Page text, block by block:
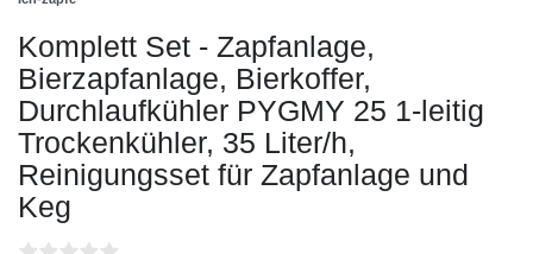
Komplett Set - Zapfanlage,
Bierzapfanlage, Bierkoffer,
Durchlaufkühler PYGMY 25 1-leitig
Trockenkühler, 35 Liter/h,
Reinigungsset für Zapfanlage und
Keg